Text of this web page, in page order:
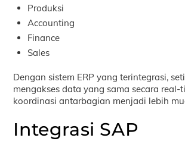
Produksi
Accounting
Finance
Sales
Dengan sistem ERP yang terintegrasi,
mengakses data yang sama secara real-
koordinasi antarbagian menjadi lebih
Integrasi SAP